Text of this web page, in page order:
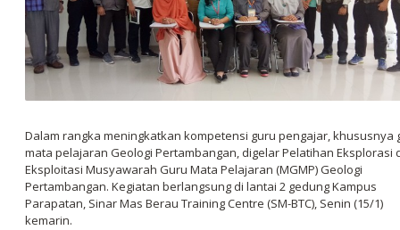
Dalam rangka meningkatkan kompetensi guru pengajar, khususnya
mata pelajaran Geologi Pertambangan, digelar Pelatihan Eksplorasi
Eksploitasi Musyawarah Guru Mata Pelajaran (MGMP) Geologi
Pertambangan. Kegiatan berlangsung di lantai 2 gedung Kampus
Parapatan, Sinar Mas Berau Training Centre (SM-BTC), Senin (15/1)
kemarin.